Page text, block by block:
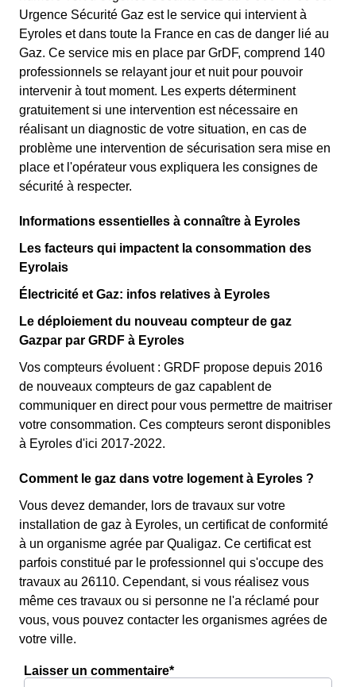
Urgence Sécurité Gaz est le service qui intervient à
Eyroles et dans toute la France en cas de danger lié au
Gaz. Ce service mis en place par GrDF, comprend 140
professionnels se relayant jour et nuit pour pouvoir
intervenir à tout moment. Les experts déterminent
gratuitement si une intervention est nécessaire en
réalisant un diagnostic de votre situation, en cas de
problème une intervention de sécurisation sera mise en
place et l'opérateur vous expliquera les consignes de
sécurité à respecter.
Informations essentielles à connaître à Eyroles
Les facteurs qui impactent la consommation des
Eyrolais
Électricité et Gaz: infos relatives à Eyroles
Le déploiement du nouveau compteur de gaz
Gazpar par GRDF à Eyroles
Vos compteurs évoluent : GRDF propose depuis 2016
de nouveaux compteurs de gaz capablent de
communiquer en direct pour vous permettre de maitriser
votre consommation. Ces compteurs seront disponibles
à Eyroles d'ici 2017-2022.
Comment le gaz dans votre logement à Eyroles ?
Vous devez demander, lors de travaux sur votre
installation de gaz à Eyroles, un certificat de conformité
à un organisme agrée par Qualigaz. Ce certificat est
parfois constitué par le professionnel qui s'occupe des
travaux au 26110. Cependant, si vous réalisez vous
même ces travaux ou si personne ne l'a réclamé pour
vous, vous pouvez contacter les organismes agrées de
votre ville.
Laisser un commentaire*